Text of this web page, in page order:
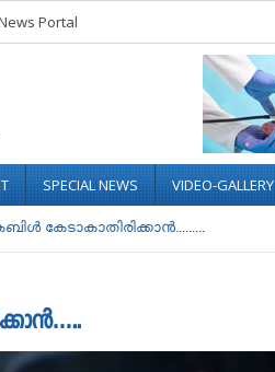
Portal
SPECIAL NEWS VIDEO-GALLERY
കേടാകാതിരിക്കാൻ.........